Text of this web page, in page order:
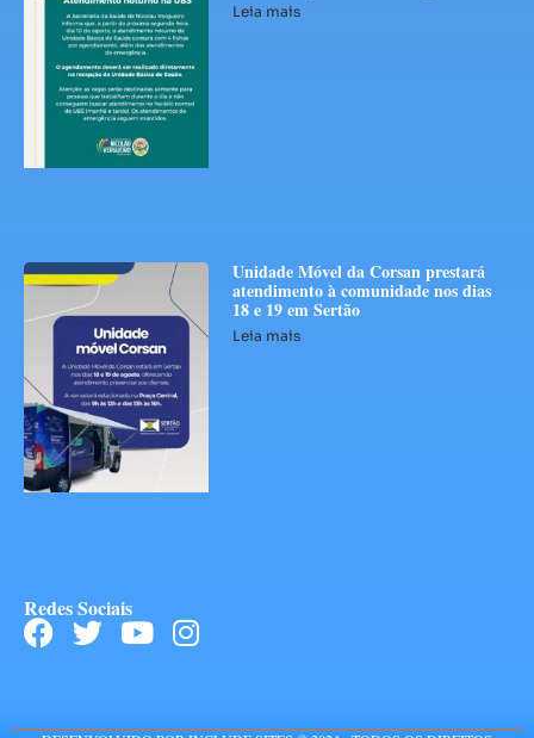
Leia mais
Unidade Móvel da Corsan prestará
atendimento à comunidade nos dias
18 e 19 em Sertão
Leia mais
Redes Sociais